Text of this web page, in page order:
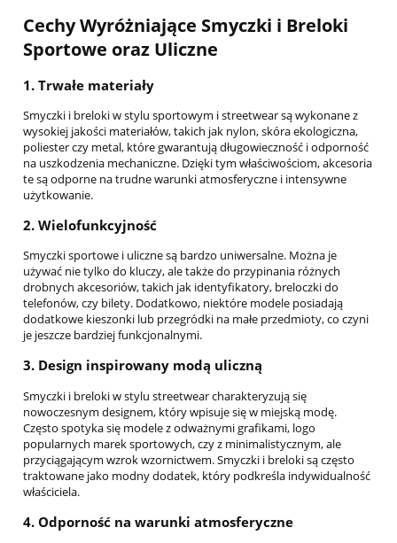
Cechy Wyróżniające Smyczki i Breloki
Sportowe oraz Uliczne
1. Trwałe materiały
Smyczki i breloki w stylu sportowym i streetwear są wykonane z
wysokiej jakości materiałów, takich jak nylon, skóra ekologiczna,
poliester czy metal, które gwarantują długowieczność i odporność
na uszkodzenia mechaniczne. Dzięki tym właściwościom, akcesoria
te są odporne na trudne warunki atmosferyczne i intensywne
użytkowanie.
2. Wielofunkcyjność
Smyczki sportowe i uliczne są bardzo uniwersalne. Można je
używać nie tylko do kluczy, ale także do przypinania różnych
drobnych akcesoriów, takich jak identyfikatory, breloczki do
telefonów, czy bilety. Dodatkowo, niektóre modele posiadają
dodatkowe kieszonki lub przegródki na małe przedmioty, co czyni
je jeszcze bardziej funkcjonalnymi.
3. Design inspirowany modą uliczną
Smyczki i breloki w stylu streetwear charakteryzują się
nowoczesnym designem, który wpisuje się w miejską modę.
Często spotyka się modele z odważnymi grafikami, logo
popularnych marek sportowych, czy z minimalistycznym, ale
przyciągającym wzrok wzornictwem. Smyczki i breloki są często
traktowane jako modny dodatek, który podkreśla indywidualność
właściciela.
4. Odporność na warunki atmosferyczne